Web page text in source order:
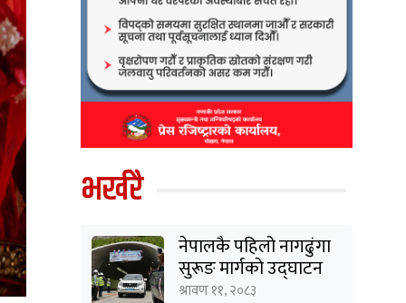
भर्खरै
नेपालकै पहिलो नागढुंगा
सुरूङ मार्गकाे उद्घाटन
श्रावण ११, २०८३